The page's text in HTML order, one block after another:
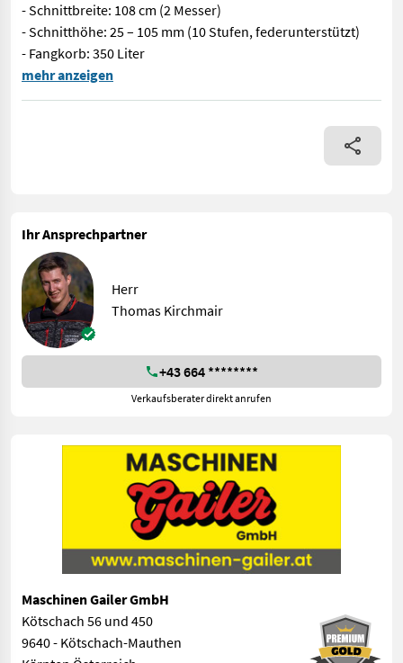
- Schnittbreite: 108 cm (2 Messer)
- Schnitthöhe: 25 – 105 mm (10 Stufen, federunterstützt)
- Fangkorb: 350 Liter
Leistungsstark, komfortabel, effizient: Der Husqvarna TC 220T
mehr anzeigen
Ihr Ansprechpartner
Herr
Thomas Kirchmair
+43 664 ********
Verkaufsberater direkt anrufen
Maschinen Gailer GmbH
Kötschach 56 und 450
9640 - Kötschach-Mauthen